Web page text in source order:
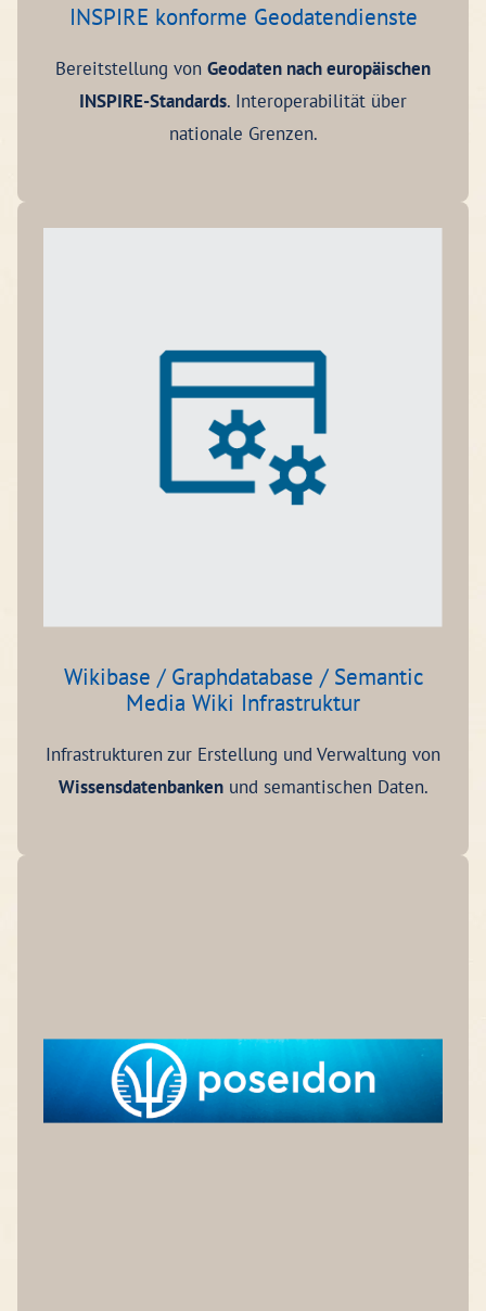
INSPIRE konforme Geodatendienste
Bereitstellung von Geodaten nach europäischen
INSPIRE-Standards. Interoperabilität über
nationale Grenzen.
Wikibase / Graphdatabase / Semantic
Media Wiki Infrastruktur
Infrastrukturen zur Erstellung und Verwaltung von
Wissensdatenbankenund semantischen Daten.